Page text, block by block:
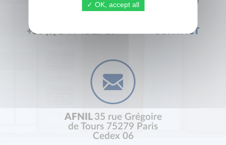
+33 (0) 1 44 41 29 19 CONTACT
AFNIL 35 rue Grégoire
de Tours 75279 Paris
Cedex 06
OK, accept all